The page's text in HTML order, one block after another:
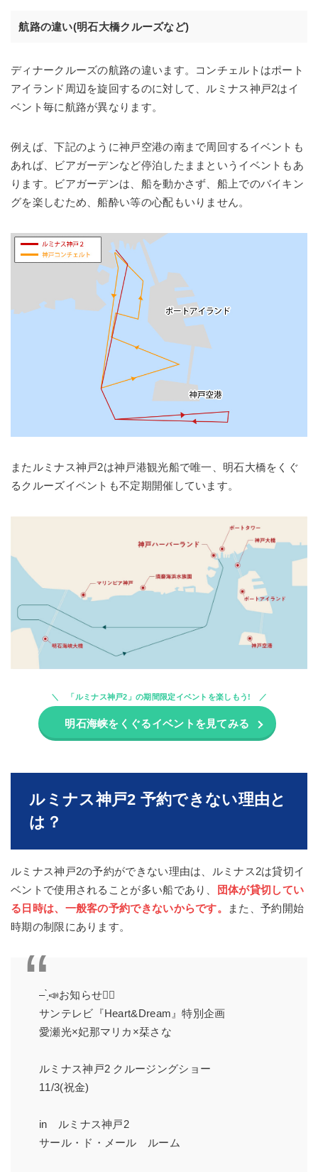
航路の違い(明石大橋クルーズなど)
ディナークルーズの航路の違います。コンチェルトはポート
アイランド周辺を旋回するのに対して、ルミナス神戸2はイ
ベント毎に航路が異なります。
例えば、下記のように神戸空港の南まで周回するイベントも
あれば、ビアガーデンなど停泊したままというイベントもあ
ります。ビアガーデンは、船を動かさず、船上でのバイキン
グを楽しむため、船酔い等の心配もいりません。
またルミナス神戸2は神戸港観光船で唯一、明石大橋をくぐ
るクルーズイベントも不定期開催しています。
「ルミナス神戸2」の期間限定イベントを楽しもう!
明石海峡をくぐるイベントを見てみる
ルミナス神戸2 予約できない理由と
は？
ルミナス神戸2の予約ができない理由は、ルミナス2は貸切イ
ベントで使用されることが多い船であり、
団体が貸切してい
る日時は、一般客の予約できないからです。
また、予約開始
時期の制限にあります。
– ̗̀📣お知らせ💁‍♂️
サンテレビ『Heart&Dream』特別企画
愛瀬光×妃那マリカ×栞さな
ルミナス神戸2 クルージングショー
11/3(祝金)
in ルミナス神戸2
サール・ド・メール ルーム